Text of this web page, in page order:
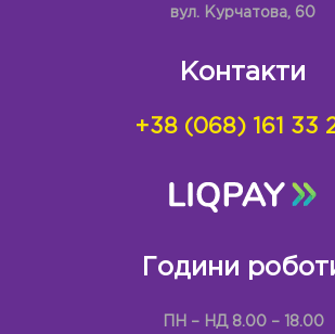
вул. Курчатова, 60
Контакти
+38 (068) 161 33
Години
ПН – НД 8.00 – 18.00